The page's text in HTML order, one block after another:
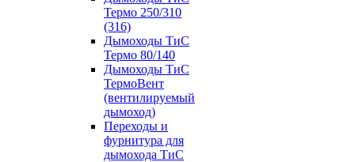
Термо 250/310
(316)
Дымоходы ТиС
Термо 80/140
Дымоходы ТиС
ТермоВент
(вентилируемый
дымоход)
Переходы и
фурнитура для
дымохода ТиС